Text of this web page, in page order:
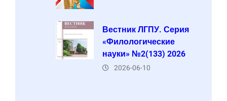
Вестник ЛГПУ. Серия
«Филологические
науки» №2(133) 2026
2026-06-10